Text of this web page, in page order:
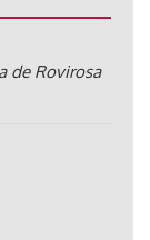
de Rovirosa